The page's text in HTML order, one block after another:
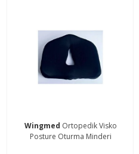
Wingmed Ortopedik Visko
Posture Oturma Minderi